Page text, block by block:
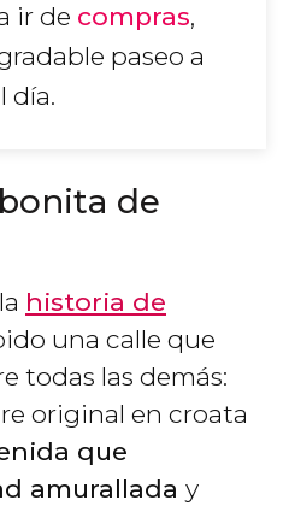
ir de compras,
paseo a
día.
de
historia de
una calle que
todas las demás:
original en croata
que
amurallada y